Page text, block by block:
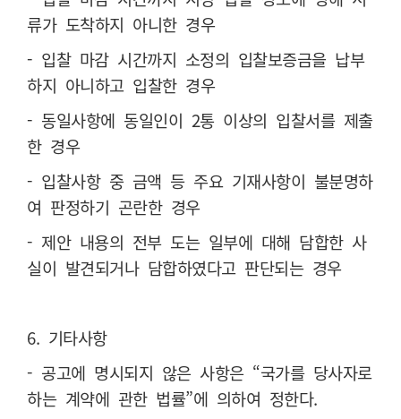
류가 도착하지 아니한 경우
- 입찰 마감 시간까지 소정의 입찰보증금을 납부
하지 아니하고 입찰한 경우
- 동일사항에 동일인이 2통 이상의 입찰서를 제출
한 경우
- 입찰사항 중 금액 등 주요 기재사항이 불분명하
여 판정하기 곤란한 경우
- 제안 내용의 전부 도는 일부에 대해 담합한 사
실이 발견되거나 담합하였다고 판단되는 경우
6. 기타사항
- 공고에 명시되지 않은 사항은 “국가를 당사자로
하는 계약에 관한 법률”에 의하여 정한다.